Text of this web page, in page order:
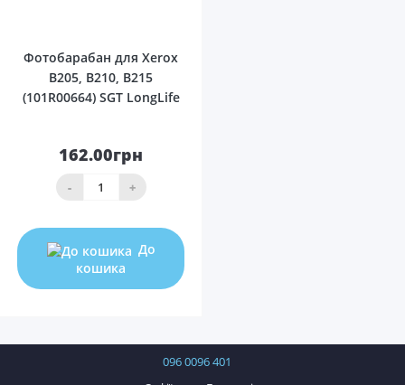
Фотобарабан для Xerox
B205, B210, B215
(101R00664) SGT LongLife
162.00грн
- +
До
кошика
096 0096 401